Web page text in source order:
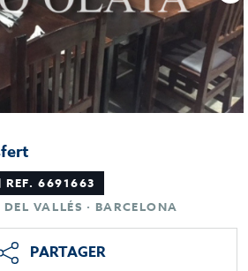
REF. 6691663
VALLÉS · BARCELONA
PARTAGER